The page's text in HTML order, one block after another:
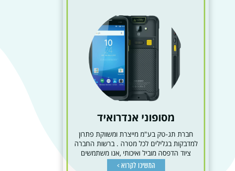
מסופוני אנדרואיד
חברת תג-טק בע"מ מייצרת ומשווקת פתרון
למדבקות בגלילים לכל מטרה . ברשות החברה
ציוד הדפסה מוביל ואיכותי ,אנו משתמשים
בטכנולוגיות הדפסה...
המשיכו לקרוא >